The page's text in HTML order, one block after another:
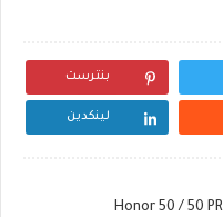
بنترست
لينكدين